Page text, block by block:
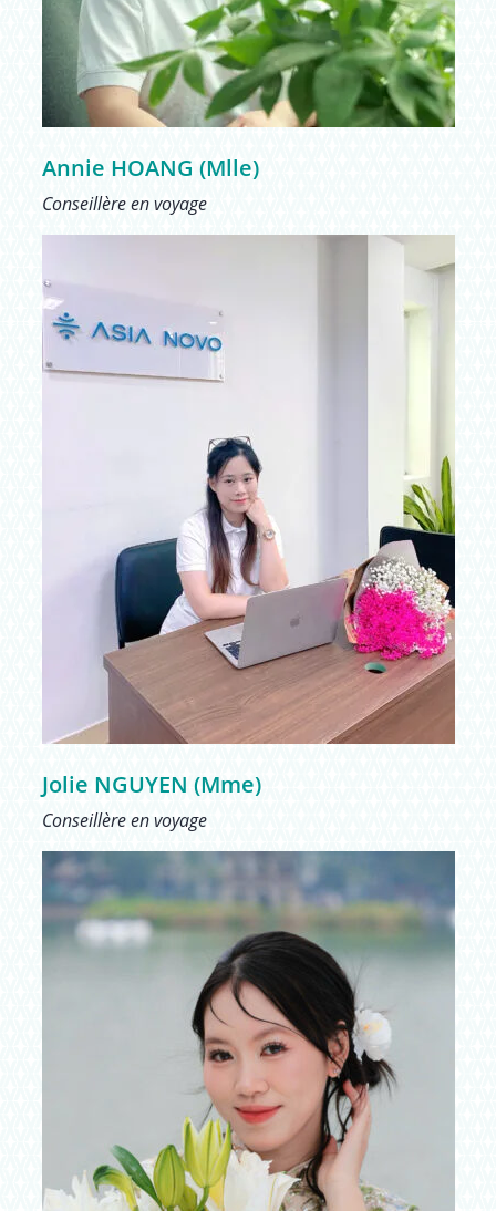
Annie HOANG (Mlle)
Conseillère en voyage
Jolie NGUYEN (Mme)
Conseillère en voyage